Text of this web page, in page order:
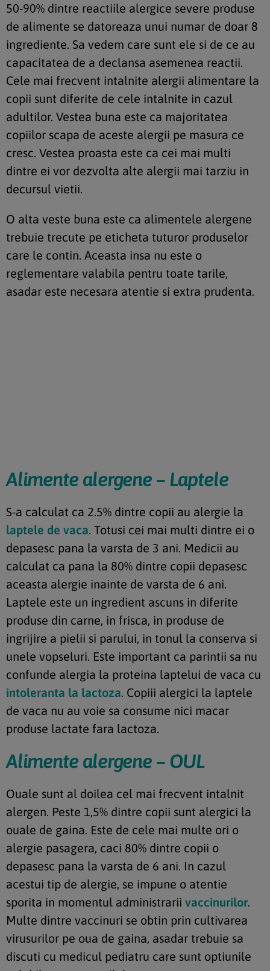
50-90% dintre reactiile alergice severe produse
de alimente se datoreaza unui numar de doar 8
ingrediente. Sa vedem care sunt ele si de ce au
capacitatea de a declansa asemenea reactii.
Cele mai frecvent intalnite alergii alimentare la
copii sunt diferite de cele intalnite in cazul
adultilor. Vestea buna este ca majoritatea
copiilor scapa de aceste alergii pe masura ce
cresc. Vestea proasta este ca cei mai multi
dintre ei vor dezvolta alte alergii mai tarziu in
decursul vietii.
O alta veste buna este ca alimentele alergene
trebuie trecute pe eticheta tuturor produselor
care le contin. Aceasta insa nu este o
reglementare valabila pentru toate tarile,
asadar este necesara atentie si extra prudenta.
Alimente alergene – Laptele
S-a calculat ca 2.5% dintre copii au alergie la
laptele de vaca . Totusi cei mai multi dintre ei o
depasesc pana la varsta de 3 ani. Medicii au
calculat ca pana la 80% dintre copii depasesc
aceasta alergie inainte de varsta de 6 ani.
Laptele este un ingredient ascuns in diferite
produse din carne, in frisca, in produse de
ingrijire a pielii si parului, in tonul la conserva si
unele vopseluri. Este important ca parintii sa nu
confunde alergia la proteina laptelui de vaca cu
intoleranta la lactoza . Copiii alergici la laptele
de vaca nu au voie sa consume nici macar
produse lactate fara lactoza.
Alimente alergene – OUL
Ouale sunt al doilea cel mai frecvent intalnit
alergen. Peste 1,5% dintre copii sunt alergici la
ouale de gaina. Este de cele mai multe ori o
alergie pasagera, caci 80% dintre copii o
depasesc pana la varsta de 6 ani. In cazul
acestui tip de alergie, se impune o atentie
sporita in momentul administrarii vaccinurilor
Multe dintre vaccinuri se obtin prin cultivarea
virusurilor pe oua de gaina, asadar trebuie sa
discuti cu medicul pediatru care sunt optiunile